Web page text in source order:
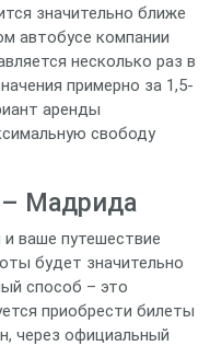
значительно ближе
автобусе компании
несколько раз в
примерно за 1,5-
аренды
свободу
Мадрида
ваше путешествие
будет значительно
способ – это
приобрести билеты
через официальный